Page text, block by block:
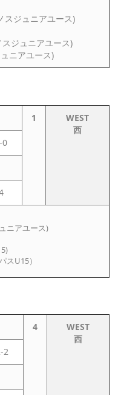
スジュニアユース)
ジュニアユース)
ニアユース)
1
WEST
西
0
ニアユース)
スU15）
4
WEST
西
2